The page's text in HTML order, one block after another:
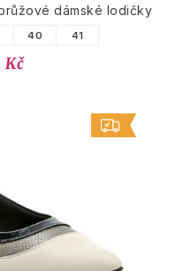
dámské lodičky
40 41
Kč